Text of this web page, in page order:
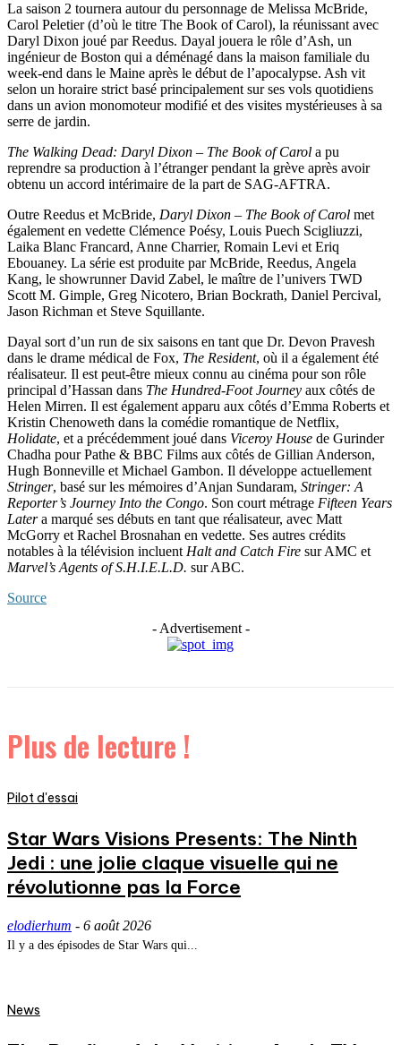
La saison 2 tournera autour du personnage de Melissa McBride,
Carol Peletier (d’où le titre The Book of Carol), la réunissant avec
Daryl Dixon joué par Reedus. Dayal jouera le rôle d’Ash, un
ingénieur de Boston qui a déménagé dans la maison familiale du
week-end dans le Maine après le début de l’apocalypse. Ash vit
selon un horaire strict basé principalement sur ses vols quotidiens
dans un avion monomoteur modifié et des visites mystérieuses à sa
serre de jardin.
The Walking Dead: Daryl Dixon – The Book of Carol a pu
reprendre sa production à l’étranger pendant la grève après avoir
obtenu un accord intérimaire de la part de SAG-AFTRA.
Outre Reedus et McBride, Daryl Dixon – The Book of Carol met
également en vedette Clémence Poésy, Louis Puech Scigliuzzi,
Laika Blanc Francard, Anne Charrier, Romain Levi et Eriq
Ebouaney. La série est produite par McBride, Reedus, Angela
Kang, le showrunner David Zabel, le maître de l’univers TWD
Scott M. Gimple, Greg Nicotero, Brian Bockrath, Daniel Percival,
Jason Richman et Steve Squillante.
Dayal sort d’un run de six saisons en tant que Dr. Devon Pravesh
dans le drame médical de Fox, The Resident, où il a également été
réalisateur. Il est peut-être mieux connu au cinéma pour son rôle
principal d’Hassan dans The Hundred-Foot Journey aux côtés de
Helen Mirren. Il est également apparu aux côtés d’Emma Roberts et
Kristin Chenoweth dans la comédie romantique de Netflix,
Holidate, et a précédemment joué dans Viceroy House de Gurinder
Chadha pour Pathe & BBC Films aux côtés de Gillian Anderson,
Hugh Bonneville et Michael Gambon. Il développe actuellement
Stringer, basé sur les mémoires d’Anjan Sundaram, Stringer: A
Reporter’s Journey Into the Congo. Son court métrage Fifteen Years
Latera marqué ses débuts en tant que réalisateur, avec Matt
McGorry et Rachel Brosnahan en vedette. Ses autres crédits
notables à la télévision incluent Halt and Catch Fire sur AMC et
Marvel’s Agents of S.H.I.E.L.D. sur ABC.
Source
- Advertisement -
Plus de lecture !
Pilot d'essai
Star Wars Visions Presents: The Ninth
Jedi : une jolie claque visuelle qui ne
révolutionne pas la Force
elodierhum - 6 août 2026
Il y a des épisodes de Star Wars qui...
News